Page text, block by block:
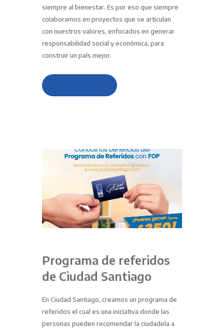
siempre al bienestar. Es por eso que siempre
colaboramos en proyectos que se articulan
con nuestros valores, enfocados en generar
responsabilidad social y económica, para
construir un país mejor.
Programa de referidos
de Ciudad Santiago
En Ciudad Santiago, creamos un programa de
referidos el cual es una iniciativa donde las
personas pueden recomendar la ciudadela a